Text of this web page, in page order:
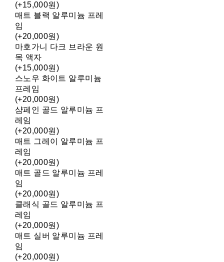
(+15,000원)
매트 블랙 알루미늄 프레
임
(+20,000원)
마호가니 다크 브라운 원
목 액자
(+15,000원)
스노우 화이트 알루미늄
프레임
(+20,000원)
샴페인 골드 알루미늄 프
레임
(+20,000원)
매트 그레이 알루미늄 프
레임
(+20,000원)
매트 골드 알루미늄 프레
임
(+20,000원)
클래식 골드 알루미늄 프
레임
(+20,000원)
매트 실버 알루미늄 프레
임
(+20,000원)